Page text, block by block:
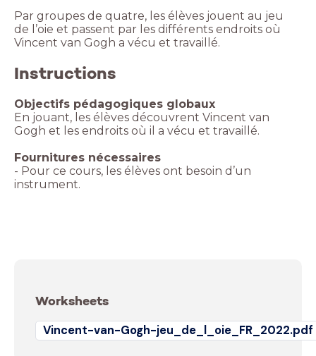
Par groupes de quatre, les élèves jouent au jeu
de l’oie et passent par les différents endroits où
Vincent van Gogh a vécu et travaillé.
Instructions
En jouant, les élèves découvrent Vincent van
Gogh et les endroits où il a vécu et travaillé.
- Pour ce cours, les élèves ont besoin d’un
instrument.
Worksheets
Vincent-van-Gogh-jeu_de_l_oie_FR_2022.pdf